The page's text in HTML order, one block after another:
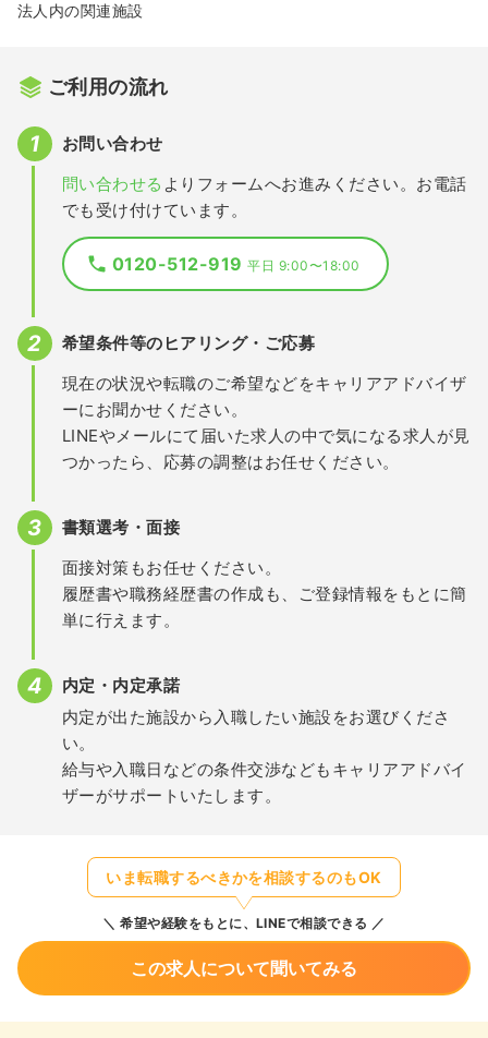
法人内の関連施設
ご利用の流れ
お問い合わせ
問い合わせる よりフォームへお進みください。お電話
でも受け付けています。
0120-512-919平日 9:00〜18:00
希望条件等のヒアリング・ご応募
現在の状況や転職のご希望などをキャリアアドバイザ
ーにお聞かせください。
LINEやメールにて届いた求人の中で気になる求人が見
つかったら、応募の調整はお任せください。
書類選考・面接
面接対策もお任せください。
履歴書や職務経歴書の作成も、ご登録情報をもとに簡
単に行えます。
内定・内定承諾
内定が出た施設から入職したい施設をお選びくださ
い。
給与や入職日などの条件交渉などもキャリアアドバイ
ザーがサポートいたします。
いま転職するべきかを相談するのもOK
希望や経験をもとに、LINEで相談できる
この求人について聞いてみる